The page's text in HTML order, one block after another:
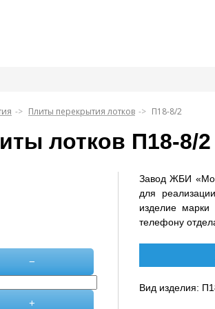
Плиты перекрытия лотков П18-8/2
лотков П18-8/2
−
+
Завод ЖБИ
для
изделие
телефону
Вид изделия: